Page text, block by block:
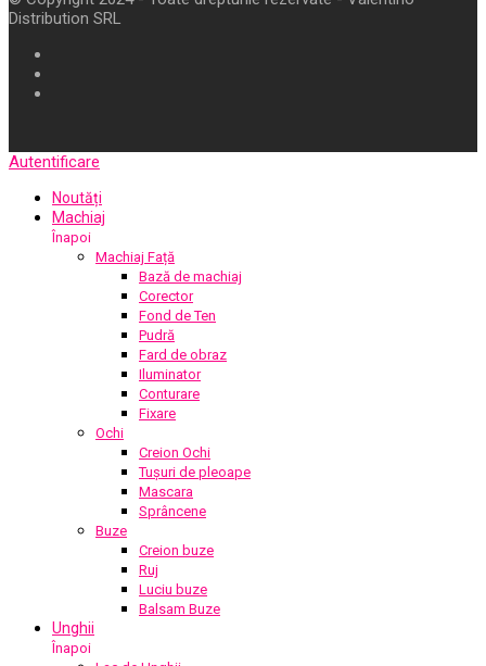
Distribution SRL
Autentificare
Noutăți
Machiaj
Înapoi
Machiaj Față
Bază de machiaj
Corector
Fond de Ten
Pudră
Fard de obraz
Iluminator
Conturare
Fixare
Ochi
Creion Ochi
Tușuri de pleoape
Mascara
Sprâncene
Buze
Creion buze
Ruj
Luciu buze
Balsam Buze
Unghii
Înapoi